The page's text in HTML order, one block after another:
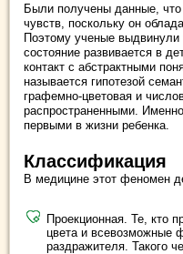
Были получены данные,
чувств, поскольку он
Поэтому ученые выдвинули
состояние развивается в
контакт с абстрактными
называется гипотезой
графемно-цветовая и
распространенными.
первыми в жизни ребенка.
Классификация
В медицине этот феномен
Проекционная. Те, кто
цвета и всевозможные
раздражителя. Такого